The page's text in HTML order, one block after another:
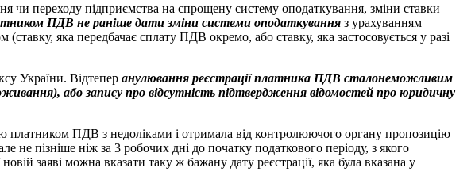
чи переходу підприємства на спрощену систему оподаткування, зміни ставки
ПДВ не раніше дати зміни системи оподаткування з урахуванням
яка передбачає сплату ПДВ окремо, або ставку, яка застосовується у разі
України. Відтепер анулювання реєстрації платника ПДВ сталонеможливим
або запису про відсутність підтвердження відомостей про юридичну
платником ПДВ з недоліками і отримала від контролюючого органу пропозицію
не пізніше ніж за 3 робочих дні до початку податкового періоду, з якого
заяві можна вказати таку ж бажану дату реєстрації, яка була вказана у